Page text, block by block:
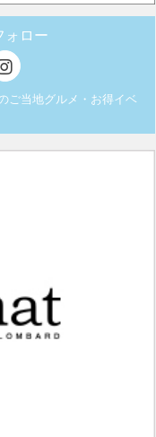
ォロー
ご当地グルメ・お得イベ